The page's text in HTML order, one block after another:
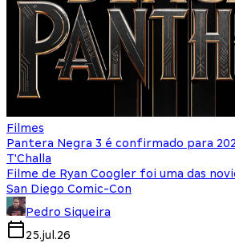
Filmes
Pantera Negra 3 é confirmado para
T'Challa
Filme de Ryan Coogler foi uma das
San Diego Comic-Con
Pedro Siqueira
25.jul.26